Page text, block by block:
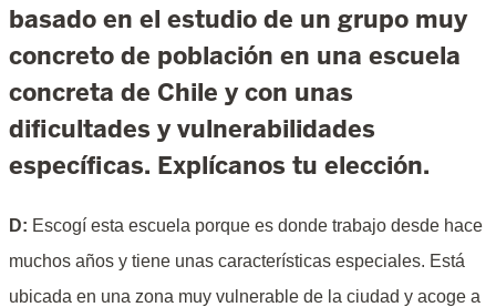
basado en el estudio de un grupo muy
concreto de población en una escuela
concreta de Chile y con unas
dificultades y vulnerabilidades
específicas. Explícanos tu elección.
D: Escogí esta escuela porque es donde trabajo desde hace
muchos años y tiene unas características especiales. Está
ubicada en una zona muy vulnerable de la ciudad y acoge a